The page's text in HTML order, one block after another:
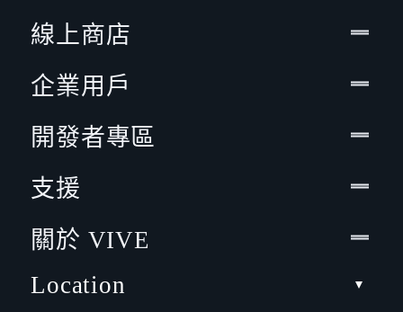
線上商店
企業用戶
開發者專區
支援
關於 VIVE
Location